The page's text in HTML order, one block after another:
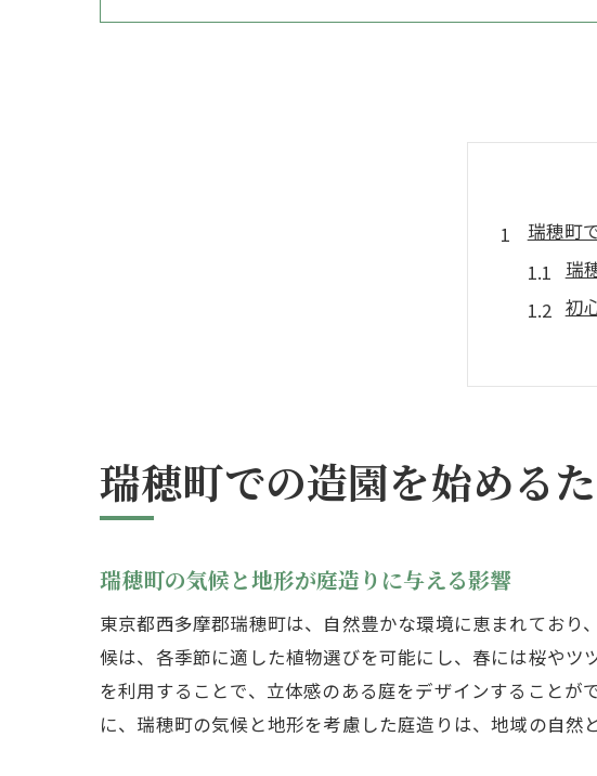
瑞穂町
瑞
初
瑞
造
四季を
秋
冬
季
一
瑞穂町での造園を始める
瑞穂町の気候と地形が庭造りに与える影響
東京都西多摩郡瑞穂町は、自然豊かな環境に恵まれてお
候は、各季節に適した植物選びを可能にし、春には桜や
を利用することで、立体感のある庭をデザインすること
に、瑞穂町の気候と地形を考慮した庭造りは、地域の自然